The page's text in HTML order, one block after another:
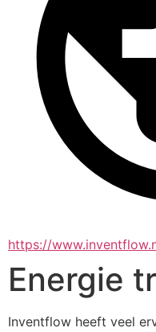
https://
Energie
Inventflow heeft veel